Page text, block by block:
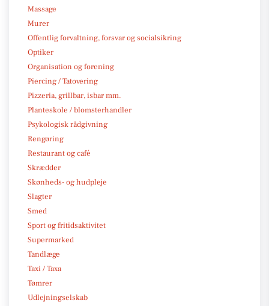
Massage
Murer
Offentlig forvaltning, forsvar og socialsikring
Optiker
Organisation og forening
Piercing / Tatovering
Pizzeria, grillbar, isbar mm.
Planteskole / blomsterhandler
Psykologisk rådgivning
Rengøring
Restaurant og café
Skrædder
Skønheds- og hudpleje
Slagter
Smed
Sport og fritidsaktivitet
Supermarked
Tandlæge
Taxi / Taxa
Tømrer
Udlejningselskab